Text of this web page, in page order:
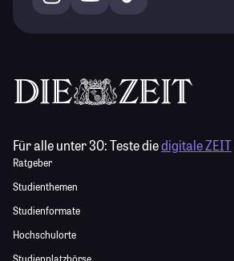
Für alle unter 30:Teste diedigitale ZEIT
Ratgeber
Studienthemen
Studienformate
Hochschulorte